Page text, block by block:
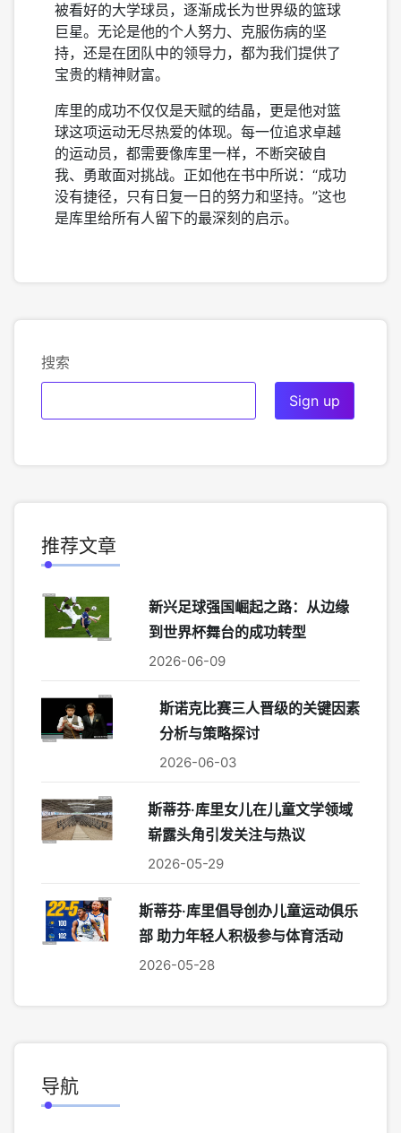
被看好的大学球员，逐渐成长为世界级的篮球
巨星。无论是他的个人努力、克服伤病的坚
持，还是在团队中的领导力，都为我们提供了
宝贵的精神财富。
库里的成功不仅仅是天赋的结晶，更是他对篮
球这项运动无尽热爱的体现。每一位追求卓越
的运动员，都需要像库里一样，不断突破自
我、勇敢面对挑战。正如他在书中所说：“成功
没有捷径，只有日复一日的努力和坚持。”这也
是库里给所有人留下的最深刻的启示。
搜索
推荐文章
新兴足球强国崛起之路：从边缘
到世界杯舞台的成功转型
2026-06-09
斯诺克比赛三人晋级的关键因素
分析与策略探讨
2026-06-03
斯蒂芬·库里女儿在儿童文学领域
崭露头角引发关注与热议
2026-05-29
斯蒂芬·库里倡导创办儿童运动俱乐
部 助力年轻人积极参与体育活动
2026-05-28
导航